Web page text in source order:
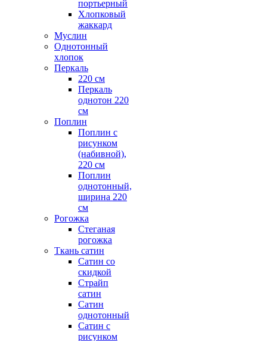
портьерный
Хлопковый
жаккард
Муслин
Однотонный
хлопок
Перкаль
220 см
Перкаль
однотон 220
см
Поплин
Поплин с
рисунком
(набивной),
220 см
Поплин
однотонный,
ширина 220
см
Рогожка
Стеганая
рогожка
Ткань сатин
Сатин со
скидкой
Страйп
сатин
Сатин
однотонный
Сатин с
рисунком